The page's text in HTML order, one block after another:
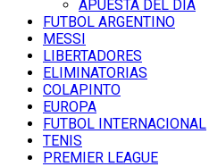
APUESTA DEL DÍA
FUTBOL ARGENTINO
MESSI
LIBERTADORES
ELIMINATORIAS
COLAPINTO
EUROPA
FUTBOL INTERNACIONAL
TENIS
PREMIER LEAGUE